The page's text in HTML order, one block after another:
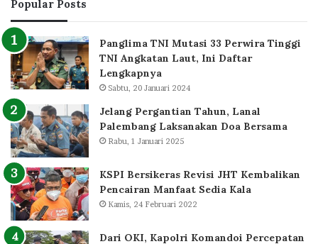
Popular Posts
Panglima TNI Mutasi 33 Perwira Tinggi
TNI Angkatan Laut, Ini Daftar
Lengkapnya
Sabtu, 20 Januari 2024
Jelang Pergantian Tahun, Lanal
Palembang Laksanakan Doa Bersama
Rabu, 1 Januari 2025
KSPI Bersikeras Revisi JHT Kembalikan
Pencairan Manfaat Sedia Kala
Kamis, 24 Februari 2022
Dari OKI, Kapolri Komandoi Percepatan